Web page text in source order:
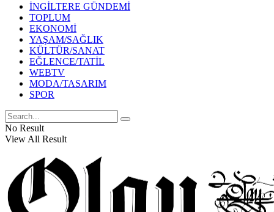
İNGİLTERE GÜNDEMİ
TOPLUM
EKONOMİ
YAŞAM/SAĞLIK
KÜLTÜR/SANAT
EĞLENCE/TATİL
WEBTV
MODA/TASARIM
SPOR
No Result
View All Result